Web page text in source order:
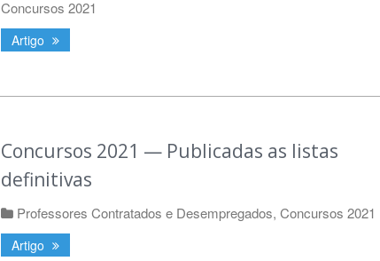
Concursos 2021
Artigo
Concursos 2021 — Publicadas as listas
definitivas
Professores Contratados e Desempregados, Concursos 2021
Artigo